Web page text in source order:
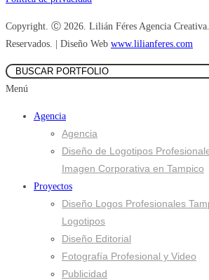
Copyright. Ⓒ 2026. Lilián Féres Agencia
Reservados. | Diseño Web www.lilianferes.com
Menú
Agencia
Agencia
Diseño de Logotipos
Imagen Corporativa en Tampico
Proyectos
Diseño Logos Profesionales
Logotipos
Diseño Editorial
Fotografía Profesional y Video
Publicidad